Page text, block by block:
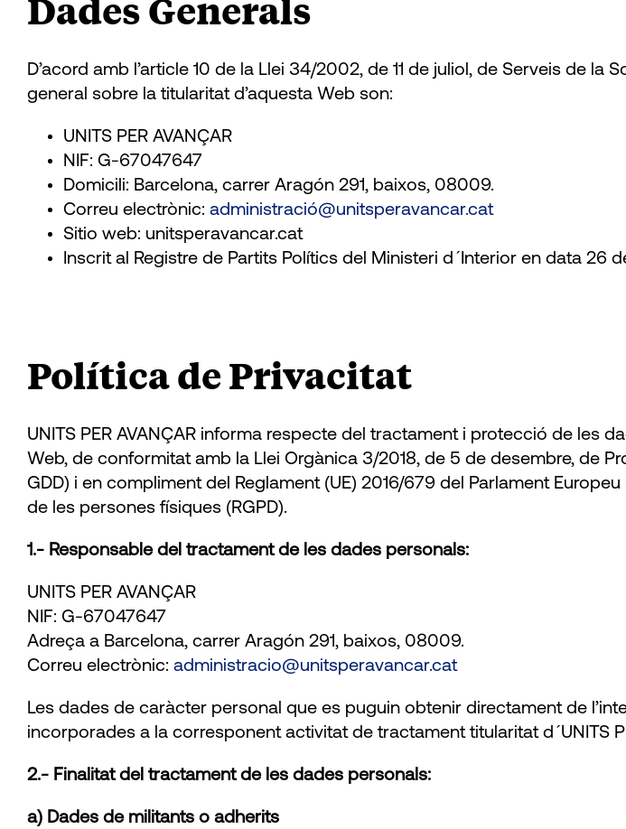
Dades Generals
D’acord amb l’article 10 de la Llei 34/2002, de 11 de juliol, de Serveis de
general sobre la titularitat d’aquesta Web son:
UNITS PER AVANÇAR
NIF: G-67047647
Domicili: Barcelona, carrer Aragón 291, baixos, 08009.
Correu electrònic: administració@unitsperavancar.cat
Sitio web: unitsperavancar.cat
Inscrit al Registre de Partits Polítics del Ministeri d´Interior en data 26
Política de Privacitat
UNITS PER AVANÇAR informa respecte del tractament i protecció de les
Web, de conformitat amb la Llei Orgànica 3/2018, de 5 de desembre, de
GDD) i en compliment del Reglament (UE) 2016/679 del Parlament
de les persones físiques (RGPD).
1.- Responsable del tractament de les dades personals:
UNITS PER AVANÇAR
NIF: G-67047647
Adreça a Barcelona, carrer Aragón 291, baixos, 08009.
Correu electrònic: administracio@unitsperavancar.cat
Les dades de caràcter personal que es puguin obtenir directament de
incorporades a la corresponent activitat de tractament titularitat d´UNITS
2.- Finalitat del tractament de les dades personals:
a) Dades de militants o adherits